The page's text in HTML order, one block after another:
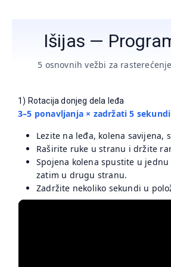
Išijas —
5 osnovnih vežbi za
1) Rotacija donjeg dela leđa
3–5 ponavljanja × zadržati 5 sekundi
Lezite na leđa, kolena savijena,
Raširite ruke u stranu i držite
Spojena kolena spustite u
zatim u drugu stranu.
Zadržite nekoliko sekundi u